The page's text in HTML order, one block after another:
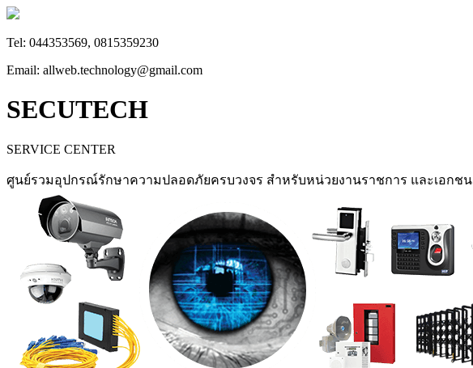
Tel: 044353569, 0815359230
Email: allweb.technology@gmail.com
SECUTECH
SERVICE CENTER
ศูนย์รวมอุปกรณ์รักษาความปลอดภัยครบวงจร สำหรับหน่วยงานราชการ และเอกชน